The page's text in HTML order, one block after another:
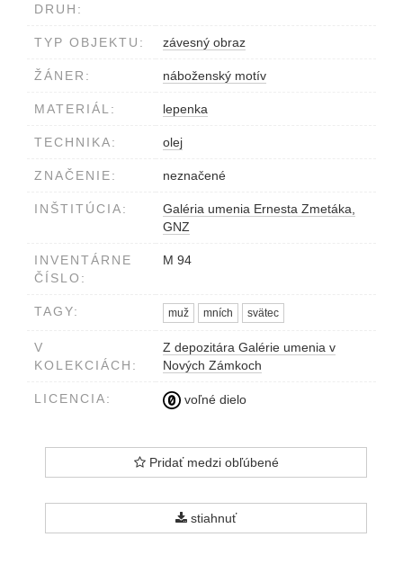
DRUH:
TYP OBJEKTU: závesný obraz
ŽÁNER: náboženský motív
MATERIÁL: lepenka
TECHNIKA: olej
ZNAČENIE: neznačené
INŠTITÚCIA:
Galéria umenia Ernesta Zmetáka,
GNZ
INVENTÁRNE
ČÍSLO:
M 94
TAGY: muž mních svätec
V
KOLEKCIÁCH:
Z depozitára Galérie umenia v
Nových Zámkoch
LICENCIA: voľné dielo
Pridať medzi obľúbené
stiahnuť